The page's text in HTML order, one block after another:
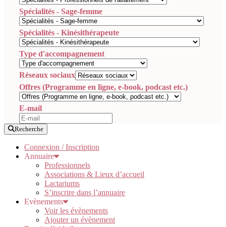
Spécialités - Sage-femme
Spécialités - Kinésithérapeute
Type d'accompagnement
Réseaux sociaux
Offres (Programme en ligne, e-book, podcast etc.)
E-mail
Recherche
Connexion / Inscription
Annuaire
Professionnels
Associations & Lieux d’accueil
Lactariums
S’inscrire dans l’annuaire
Evènements
Voir les évènements
Ajouter un évènement